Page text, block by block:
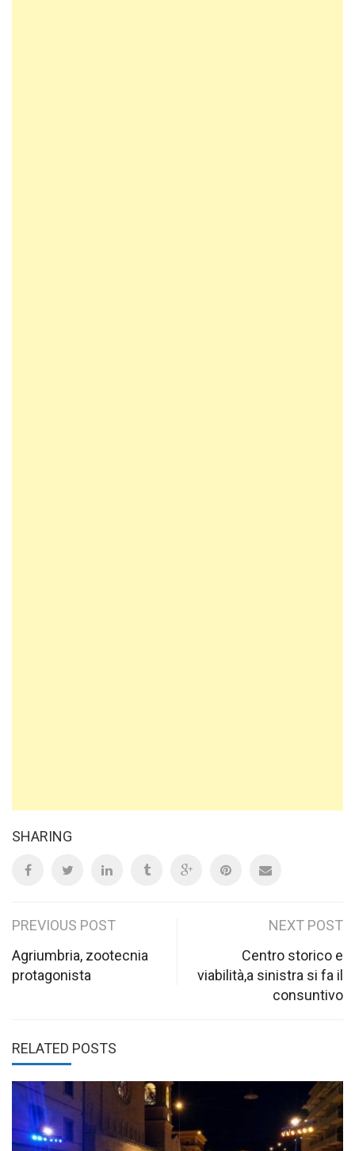
SHARING
Post
navigation
PREVIOUS POST
Agriumbria, zootecnia
protagonista
NEXT POST
Centro storico e
viabilità,a sinistra si fa il
consuntivo
RELATED POSTS